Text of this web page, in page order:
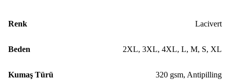
Renk Lacivert
Beden 2XL, 3XL, 4XL, L, M, S, XL
Kumaş Türü 320 gsm, Antipilling